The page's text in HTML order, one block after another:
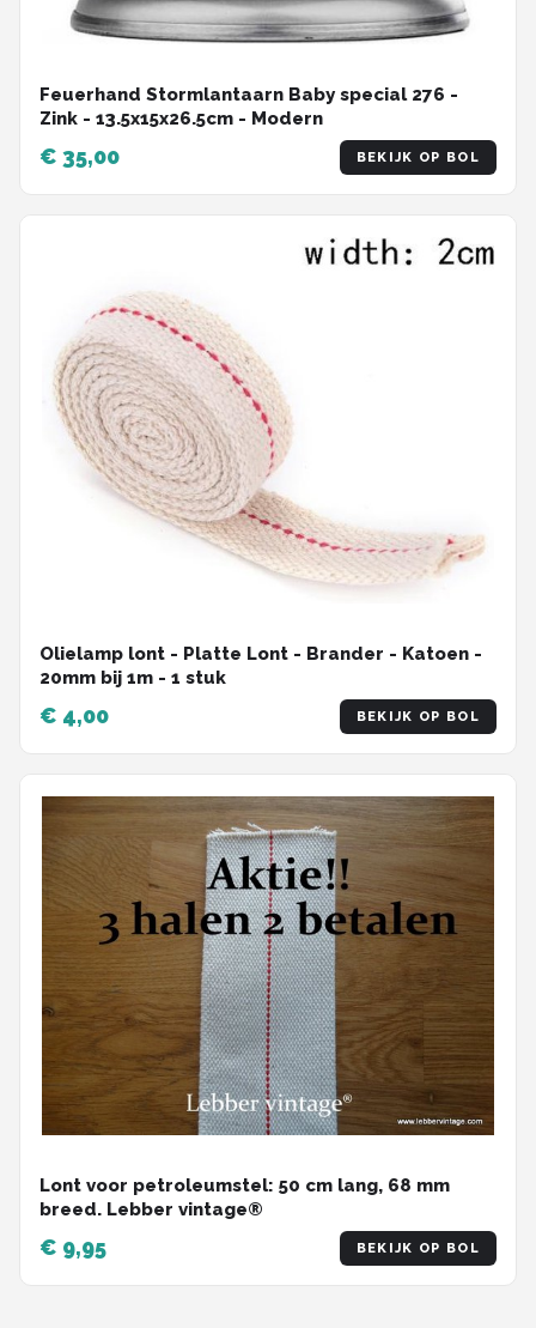
Feuerhand Stormlantaarn Baby special 276 -
Zink - 13.5x15x26.5cm - Modern
€ 35,00 BEKIJK OP BOL
Olielamp lont - Platte Lont - Brander - Katoen -
20mm bij 1m - 1 stuk
€ 4,00 BEKIJK OP BOL
Lont voor petroleumstel: 50 cm lang, 68 mm
breed. Lebber vintage®
€ 9,95 BEKIJK OP BOL